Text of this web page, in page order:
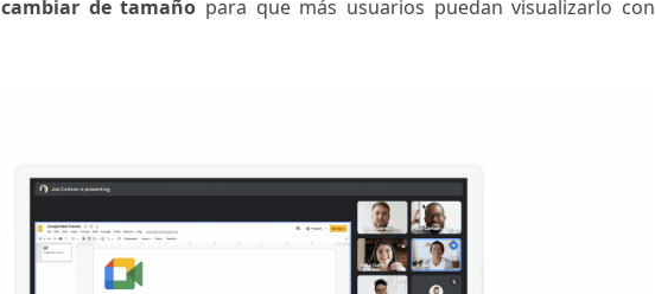
cambiar de tamaño para que más usuarios puedan visualizarlo con